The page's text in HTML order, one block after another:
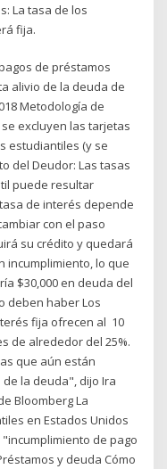
La tasa de los
fija.
de préstamos
alivio de la deuda de
Metodología de
excluyen las tarjetas
estudiantiles (y se
del Deudor: Las tasas
puede resultar
de interés depende
con el paso
su crédito y quedará
incumplimiento, lo que
$30,000 en deuda del
deben haber Los
fija ofrecen al 10
de alrededor del 25%.
que aún están
de la deuda", dijo Ira
Bloomberg La
en Estados Unidos
de pago
y deuda Cómo